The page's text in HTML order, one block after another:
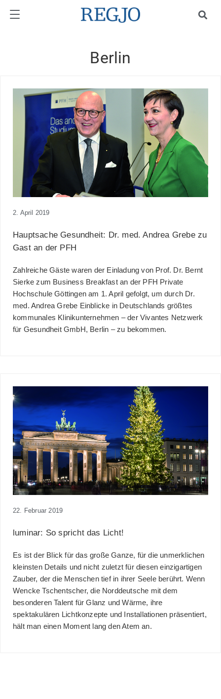
Berlin
2. April 2019
Hauptsache Gesundheit: Dr. med. Andrea Grebe zu
Gast an der PFH
Zahlreiche Gäste waren der Einladung von Prof. Dr. Bernt
Sierke zum Business Breakfast an der PFH Private
Hochschule Göttingen am 1. April gefolgt, um durch Dr.
med. Andrea Grebe Einblicke in Deutschlands größtes
kommunales Klinikunternehmen – der Vivantes Netzwerk
für Gesundheit GmbH, Berlin – zu bekommen.
22. Februar 2019
luminar: So spricht das Licht!
Es ist der Blick für das große Ganze, für die unmerklichen
kleinsten Details und nicht zuletzt für diesen einzigartigen
Zauber, der die Menschen tief in ihrer Seele berührt. Wenn
Wencke Tschentscher, die Norddeutsche mit dem
besonderen Talent für Glanz und Wärme, ihre
spektakulären Lichtkonzepte und Installationen präsentiert,
hält man einen Moment lang den Atem an.